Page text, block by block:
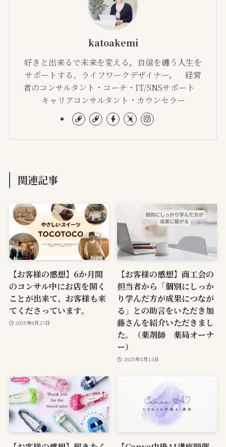
katoakemi
好きと出来るで未来を変える。自信を纏う人生を
サポートする、ライフワークデザイナー。 経営
者のコンサルタント・コーチ・IT/SNSサポート
キャリアコンサルタント・カウンセラー
関連記事
【お客様の感想】6か月間
のコンサル中にお店を開く
ことが出来て、お客様も来
てくださっています。
2025年6月27日
【お客様の感想】商工会の
担当者から「個別にしっか
り学んだ方が成果につなが
る」との助言をいただき加
藤さんを紹介いただきまし
た。（薬剤師 薬局オーナ
ー）
2025年5月13日